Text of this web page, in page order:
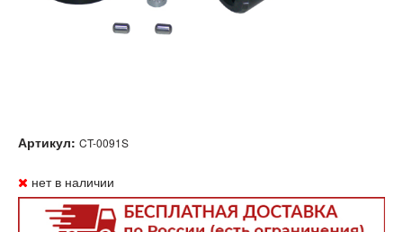
Артикул: CT-0091S
нет в наличии